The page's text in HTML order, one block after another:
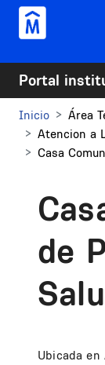
Pasar al contenido
Portal
Inicio Área
Atencion a
Casa
de
Ubicada en